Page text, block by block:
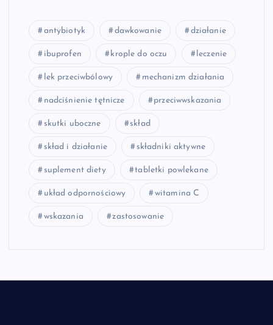
antybiotyk dawkowanie działanie
ibuprofen krople do oczu leczenie
lek przeciwbólowy mechanizm działania
nadciśnienie tętnicze przeciwwskazania
skutki uboczne skład
skład i działanie składniki aktywne
suplement diety tabletki powlekane
układ odpornościowy witamina C
wskazania zastosowanie